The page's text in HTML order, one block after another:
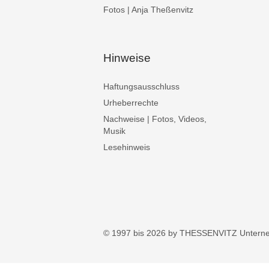
Fotos | Anja Theßenvitz
Hinweise
Haftungsausschluss
Urheberrechte
Nachweise | Fotos, Videos,
Musik
Lesehinweis
© 1997 bis 2026 by THESSENVITZ